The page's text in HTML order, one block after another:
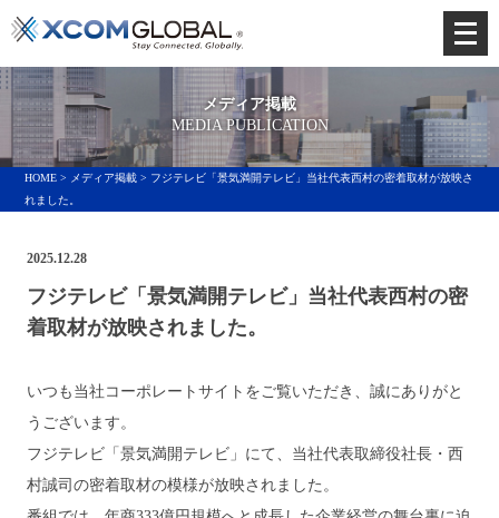
メ
ニ
ー
を
開
く
メディア掲載
MEDIA PUBLICATION
HOME > メディア掲載 > フジテレビ「景気満開テレビ」当社代表西村の密着取材が放映さ
れました。
2025.12.28
フジテレビ「景気満開テレビ」当社代表西村の密
着取材が放映されました。
いつも当社コーポレートサイトをご覧いただき、誠にありがと
うございます。
フジテレビ「景気満開テレビ」にて、当社代表取締役社長・西
村誠司の密着取材の模様が放映されました。